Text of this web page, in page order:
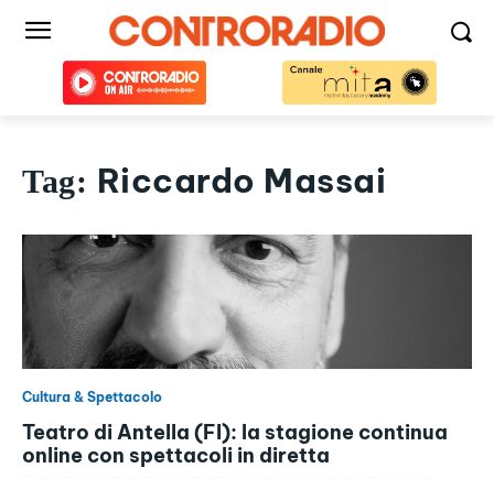
Tag: Riccardo Massai
Cultura & Spettacolo
Teatro di Antella (FI): la stagione continua
online con spettacoli in diretta